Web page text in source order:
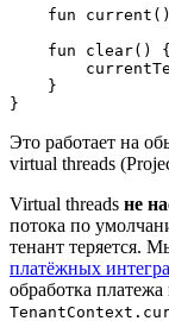
fun
    fun clear() {
    }
Это работает на
virtual threads
Virtual threads не
потока по
тенант теряется.
платёжных
обработка